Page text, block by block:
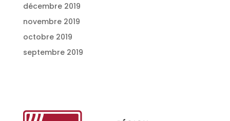
décembre 2019
novembre 2019
octobre 2019
septembre 2019